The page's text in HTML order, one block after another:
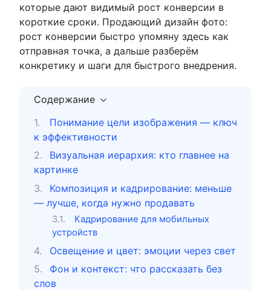
которые дают видимый рост конверсии в
короткие сроки. Продающий дизайн фото:
рост конверсии быстро упомяну здесь как
отправная точка, а дальше разберём
конкретику и шаги для быстрого внедрения.
Содержание
Понимание цели изображения — ключ
к эффективности
Визуальная иерархия: кто главнее на
картинке
Композиция и кадрирование: меньше
— лучше, когда нужно продавать
Кадрирование для мобильных
устройств
Освещение и цвет: эмоции через свет
Фон и контекст: что рассказать без
слов